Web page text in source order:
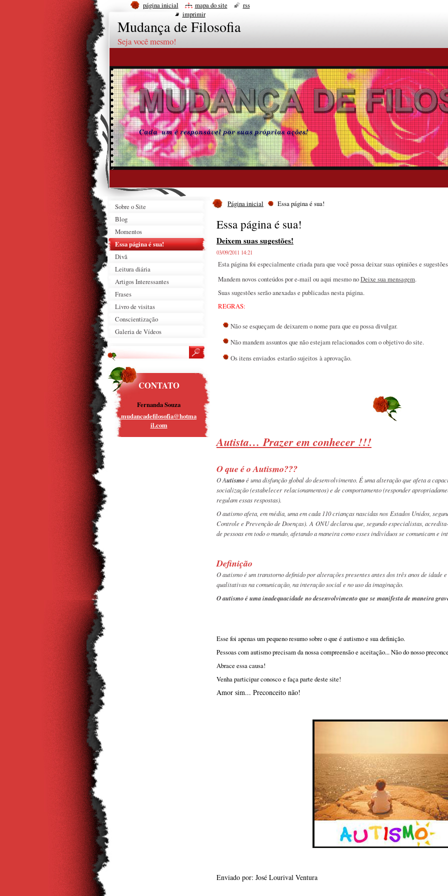
Mudança de Filosofia
Seja você mesmo!
Página inicial Essa página é sua!
Essa página é sua!
Deixem suas sugestões!
03/09/2011 14:21
Esta página foi especialmente criada para que você possa deixar suas opiniões e
Mandem novos conteúdos por e-mail ou aqui mesmo noDeixe sua mensagem.
Suas sugestões serão anexadas e publicadas nesta página.
REGRAS:
Não se esqueçam de deixarem o nome para que eu possa divulgar.
Não mandem assuntos que não estejam relacionados com o objetivo do site.
Os itens enviados estarão sujeitos à aprovação.
Autista… Prazer em conhecer !!!
O que é o Autismo???
O Autismoé uma disfunção global do desenvolvimento. É uma alteração que afeta a
socialização (estabelecer relacionamentos) e de comportamento (responder
regulam essas respostas).
O autismo afeta, em média, uma em cada 110 crianças nascidas nos Estados Unidos,
Controle e Prevenção de Doenças). A ONU declarou que, segundo especialistas,
de pessoas em todo o mundo, afetando a maneira como esses indivíduos se comunicam e
Definição
O autismo é um transtorno definido por alterações presentes antes dos três anos de idade
qualitativas na comunicação, na interação social e no uso da imaginação.
O autismo é uma inadequacidade no desenvolvimento que se manifesta de maneira
Esse foi apenas um pequeno resumo sobre o que é autismo e sua definição.
Pessoas com autismo precisam da nossa compreensão e aceitação... Não do nosso
Abrace essa causa!
Venha participar conosco e faça parte deste site!
Amor sim... Preconceito não!
Enviado por: José Lourival Ventura
Sobre o Site
Blog
Momentos
Essa página é sua!
Divã
Leitura diária
Artigos Interessantes
Frases
Livro de visitas
Conscientização
Galeria de Vídeos
CONTATO
Fernanda Souza
mudancadefilosofia@hotma
il.com
página inicial mapa do site
rss
imprimir